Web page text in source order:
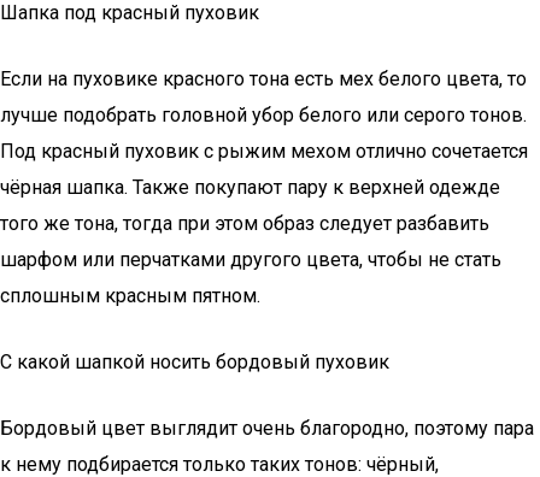
Шапка под красный пуховик
Если на пуховике красного тона есть мех белого цвета, то
лучше подобрать головной убор белого или серого тонов.
Под красный пуховик с рыжим мехом отлично сочетается
чёрная шапка. Также покупают пару к верхней одежде
того же тона, тогда при этом образ следует разбавить
шарфом или перчатками другого цвета, чтобы не стать
сплошным красным пятном.
С какой шапкой носить бордовый пуховик
Бордовый цвет выглядит очень благородно, поэтому пара
к нему подбирается только таких тонов: чёрный,